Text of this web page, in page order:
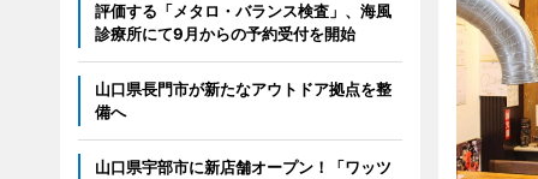
評価する「メタロ・バランス検査」、海風
診療所にて9月からの予約受付を開始
山口県長門市が新たなアウトドア拠点を整
備へ
山口県宇部市に新店舗オープン！「ワッツ